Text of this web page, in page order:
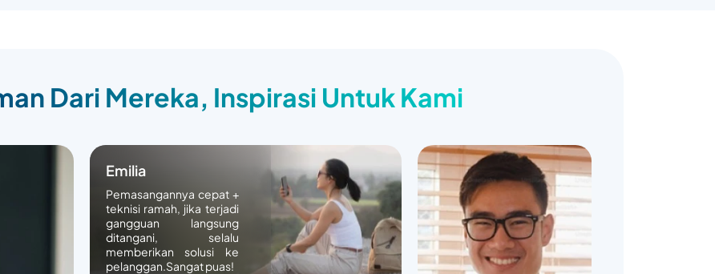
Dari Mereka, Inspirasi Untuk Kami
Emilia
Pemasangannya cepat +
teknisi ramah, jika terjadi
gangguan langsung
ditangani, selalu
memberikan solusi ke
pelanggan.Sangat puas!